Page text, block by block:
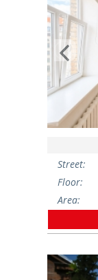
Street:
Floor:
Area: